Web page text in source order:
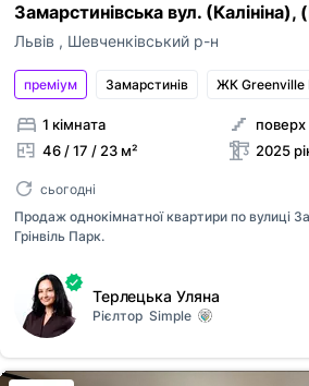
Замарстинівська вул. (Калініна),
Львів , Шевченківський р-н
преміум Замарстинiв ЖК Greenville
1 кімната
46 / 17 / 23 м²
поверх
2025
сьогодні
Продаж однокімнатної квартири по вулиці
Грінвіль Парк.
Терлецька Уляна
Рієлтор Simple